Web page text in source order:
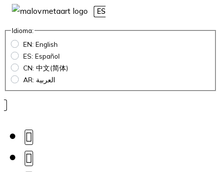
ES
Idioma:
EN: English
ES: Español
CN: 中文(简体)
AR: العربية